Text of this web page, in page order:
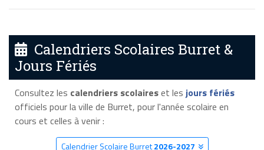
Calendriers Scolaires Burret &
Jours Fériés
Consultez les calendriers scolaireset les jours fériés
officiels pour la ville de Burret, pour l'année scolaire en
cours et celles à venir :
Calendrier Scolaire Burret2026-2027